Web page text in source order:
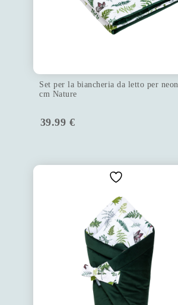
Set per la biancheria da letto per
cm Nature
39.99 €